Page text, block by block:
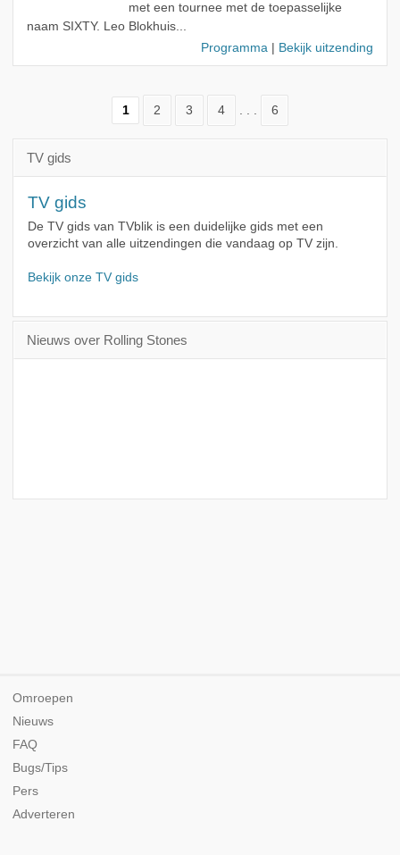
met een tournee met de toepasselijke
naam SIXTY. Leo Blokhuis...
Programma
Bekijk uitzending
1 2 3 4 . . . 6
TV gids
TV gids
De TV gids van TVblik is een duidelijke gids met een
overzicht van alle uitzendingen die vandaag op TV zijn.
Bekijk onze TV gids
Nieuws over Rolling Stones
Omroepen
Nieuws
FAQ
Bugs/Tips
Pers
Adverteren